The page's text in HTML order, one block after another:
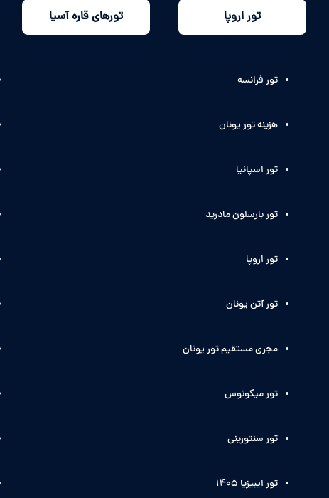
تور اروپا تورهای قاره آسیا
تور فرانسه
هزینه تور یونان
تور اسپانیا
تور بارسلون مادرید
تور اروپا
تور آتن یونان
مجری مستقیم تور یونان
تور میکونوس
تور سنتورینی
تور ایبیزیا 1405